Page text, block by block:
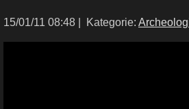
15/01/11 08:48 | Kategorie: